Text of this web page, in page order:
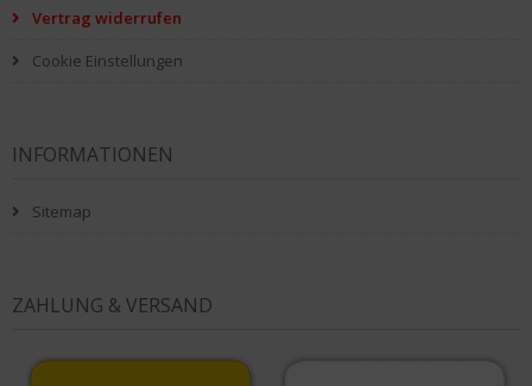
Vertrag widerrufen
Cookie Einstellungen
INFORMATIONEN
Sitemap
ZAHLUNG & VERSAND